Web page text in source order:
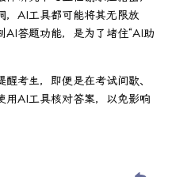
，AI工具都可能将其无限放
AI答题功能，是为了堵住“AI助
考生，即便是在考试间歇、
用AI工具核对答案，以免影响